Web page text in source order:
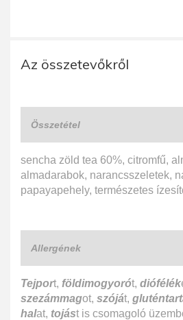
Az összetevőkről
Összetétel
sencha zöld tea 60%, citromfű,
almadarabok, narancsszeletek,
papayapehely, természetes
Allergének
Tejport, földimogyorót, diófélék
szezámmagot, szóját,
halat, tojást is csomagoló